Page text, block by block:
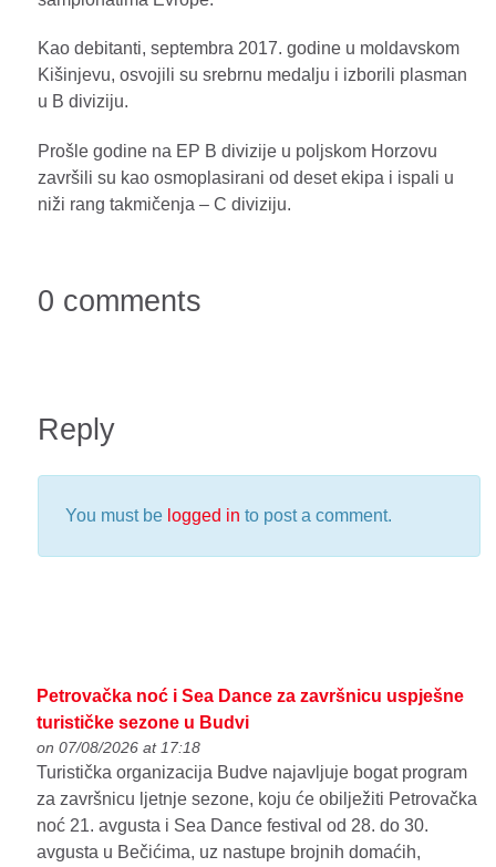
Kao debitanti, septembra 2017. godine u moldavskom
Kišinjevu, osvojili su srebrnu medalju i izborili plasman
u B diviziju.
Prošle godine na EP B divizije u poljskom Horzovu
završili su kao osmoplasirani od deset ekipa i ispali u
niži rang takmičenja – C diviziju.
0 comments
Reply
You must be logged in to post a comment.
Petrovačka noć i Sea Dance za završnicu uspješne
turističke sezone u Budvi
on 07/08/2026 at 17:18
Turistička organizacija Budve najavljuje bogat program
za završnicu ljetnje sezone, koju će obilježiti Petrovačka
noć 21. avgusta i Sea Dance festival od 28. do 30.
avgusta u Bečićima, uz nastupe brojnih domaćih,